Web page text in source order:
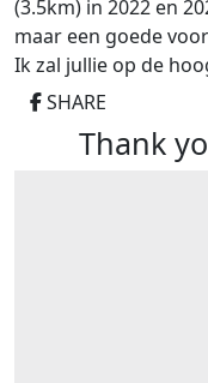
(3.5km) in 2022 en
maar een goede
Ik zal jullie op de
SHARE
Thank